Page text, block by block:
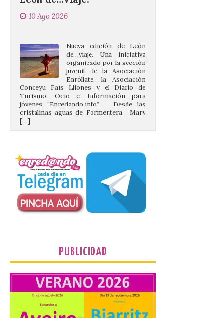
organizado por la sección
juvenil de la Asociación
Enróllate, la Asociación
Conceyu País Llionés y el Diario de
Turismo, Ocio e Información para
jóvenes “Enredando.info”. Desde las
cristalinas aguas de Formentera, Mary
[…]
por no imponer sanciones
a Aucalsa, como hará el
Principado de Asturias,
por cobrar en la AP-66 la
tarifa íntegra pese a estar
en obras
10 Ago 2026
La formación leonesista
registró una batería de
preguntas escritas en las
Cortes autonómicas
mediante las cuales vuelve
a reclamar a la institución autonómica
que exija al Gobierno de España la
supresión de este peaje por la ilegalidad
de la prórroga […]
PUBLICIDAD